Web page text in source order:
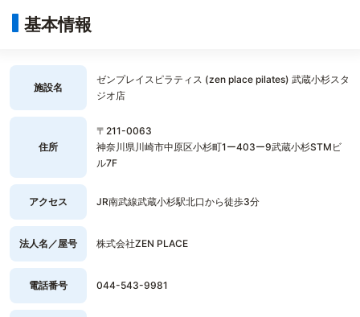
基本情報
施設名
ゼンプレイスピラティス (zen place pilates) 武蔵小杉スタ
ジオ店
住所
〒211-0063
神奈川県川崎市中原区小杉町1ー403ー9武蔵小杉STMビ
ル7F
アクセス JR南武線武蔵小杉駅北口から徒歩3分
法人名／屋号 株式会社ZEN PLACE
電話番号 044-543-9981